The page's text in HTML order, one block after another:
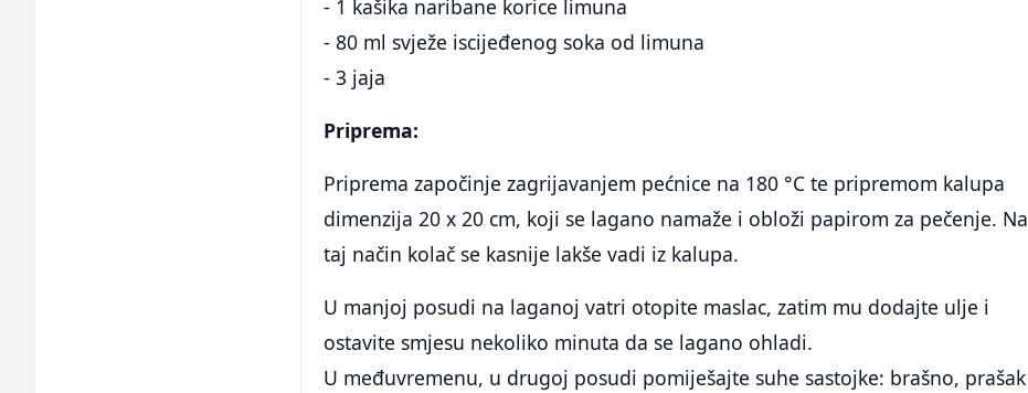
- 1 kašika naribane korice limuna
- 80 ml svježe iscijeđenog soka od limuna
- 3 jaja
Priprema:
Priprema započinje zagrijavanjem pećnice na 180 °C te pripremom kalupa
dimenzija 20 x 20 cm, koji se lagano namaže i obloži papirom za pečenje. Na
taj način kolač se kasnije lakše vadi iz kalupa.
U manjoj posudi na laganoj vatri otopite maslac, zatim mu dodajte ulje i
ostavite smjesu nekoliko minuta da se lagano ohladi.
U međuvremenu, u drugoj posudi pomiješajte suhe sastojke: brašno, prašak